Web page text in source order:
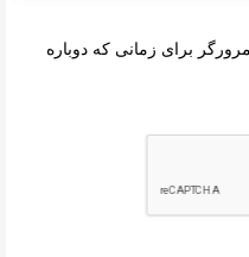
برای زمانی که دوباره